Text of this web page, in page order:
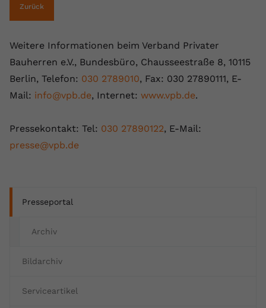
Presseportal
Archiv
Bildarchiv
Serviceartikel
Zurück
Weitere Informationen beim Verband Privater
Bauherren e.V., Bundesbüro, Chausseestraße 8, 10115
Berlin, Telefon: 030 2789010, Fax: 030 27890111, E-
Mail: info@vpb.de, Internet: www.vpb.de.
Pressekontakt: Tel: 030 27890122, E-Mail:
presse@vpb.de